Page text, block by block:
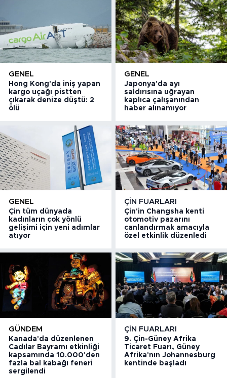
GENEL
Hong Kong'da iniş yapan
kargo uçağı pistten
çıkarak denize düştü: 2
ölü
GENEL
Japonya'da ayı
saldırısına uğrayan
kaplıca çalışanından
haber alınamıyor
GENEL
Çin tüm dünyada
kadınların çok yönlü
gelişimi için yeni adımlar
atıyor
ÇIN FUARLARI
Çin'in Changsha kenti
otomotiv pazarını
canlandırmak amacıyla
özel etkinlik düzenledi
GÜNDEM
Kanada'da düzenlenen
Cadılar Bayramı etkinliği
kapsamında 10.000'den
fazla bal kabağı feneri
sergilendi
ÇIN FUARLARI
9. Çin-Güney Afrika
Ticaret Fuarı, Güney
Afrika'nın Johannesburg
kentinde başladı